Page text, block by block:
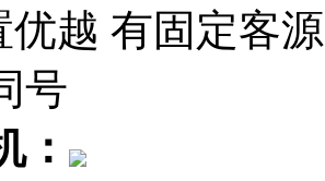
优越 有固定客
号
：